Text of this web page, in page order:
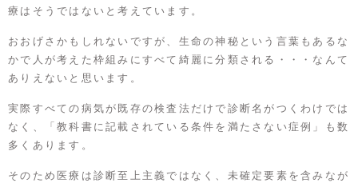
療はそうではないと考えています。
おおげさかもしれないですが、生命の神秘という言葉もあるな
かで人が考えた枠組みにすべて綺麗に分類される・・・なんて
ありえないと思います。
実際すべての病気が既存の検査法だけで診断名がつくわけでは
なく、「教科書に記載されている条件を満たさない症例」も数
多くあります。
そのため医療は診断至上主義ではなく、未確定要素を含みなが